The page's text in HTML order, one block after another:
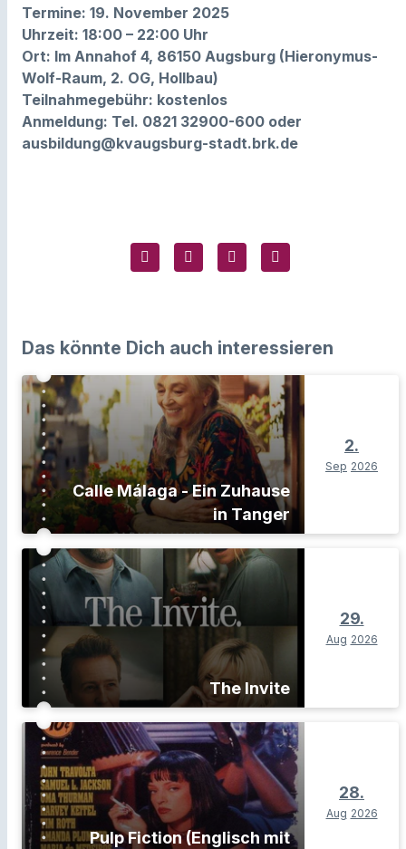
Termine: 19. November 2025
Uhrzeit: 18:00 – 22:00 Uhr
Ort: Im Annahof 4, 86150 Augsburg (Hieronymus-
Wolf-Raum, 2. OG, Hollbau)
Teilnahmegebühr: kostenlos
Anmeldung: Tel. 0821 32900-600 oder
ausbildung@kvaugsburg-stadt.brk.de
Das könnte Dich auch interessieren
Calle Málaga - Ein Zuhause
in Tanger
2.
Sep 2026
The Invite
29.
Aug 2026
Pulp Fiction (Englisch mit
28.
Aug 2026